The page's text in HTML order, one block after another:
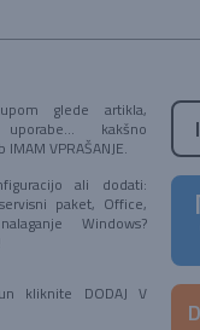
glede artikla,
uporabe... kakšno
VPRAŠANJE.
ali dodati:
paket, Office,
Windows?
kliknite DODAJ V